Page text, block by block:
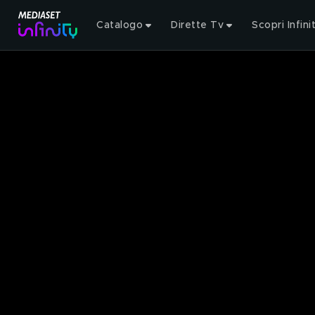
Catalogo Dirette Tv Scopri